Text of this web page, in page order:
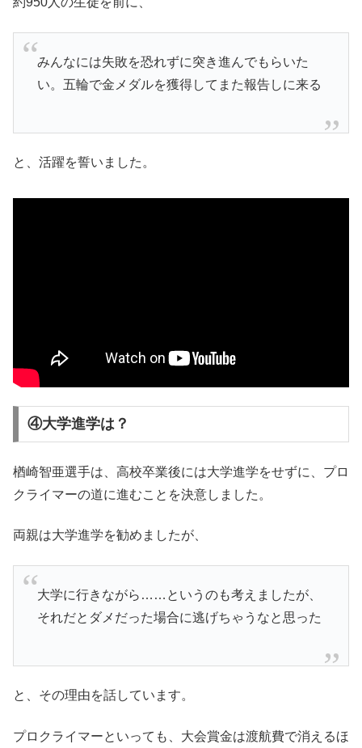
みんなには失敗を恐れずに突き進んでもらいた
い。五輪で金メダルを獲得してまた報告しに来る
と、活躍を誓いました。
④大学進学は？
楢崎智亜選手は、高校卒業後には大学進学をせずに、プロ
クライマーの道に進むことを決意しました。
両親は大学進学を勧めましたが、
大学に行きながら……というのも考えましたが、
それだとダメだった場合に逃げちゃうなと思った
と、その理由を話しています。
プロクライマーといっても、大会賞金は渡航費で消えるほ